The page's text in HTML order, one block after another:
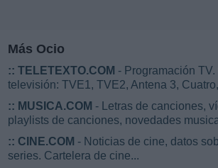
Más Ocio
:: TELETEXTO.COM - Programación TV.
televisión: TVE1, TVE2, Antena 3,
:: MUSICA.COM - Letras de canciones,
playlists de canciones, novedades
:: CINE.COM - Noticias de cine, datos
series. Cartelera de cine...